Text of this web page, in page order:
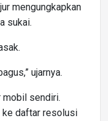
mengungkapkan
sukai.
ujarnya.
mobil sendiri.
ke daftar resolusi